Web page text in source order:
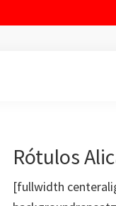
Rótulos
[fullwidth